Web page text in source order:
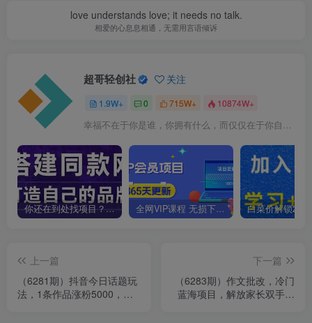
love understands love; it needs no talk.
相爱的心息息相通，无需用言语倾诉
超哥轻创社 关注
1.9W+ 0 715W+ 10874W+
幸福不在于你是谁，你拥有什么，而仅仅在于你自己怎么看待
你还在到处找项目？还在当韭菜？我靠卖项目一个月收入5万+，曾经我也是个失败者。 全网VIP课程 无损下载~
上一篇
（6281期）抖音今日话题玩
法，1条作品涨粉5000，私
下一篇
（6283期）作文批改，冷门
蓝海项目，解放家长双手，